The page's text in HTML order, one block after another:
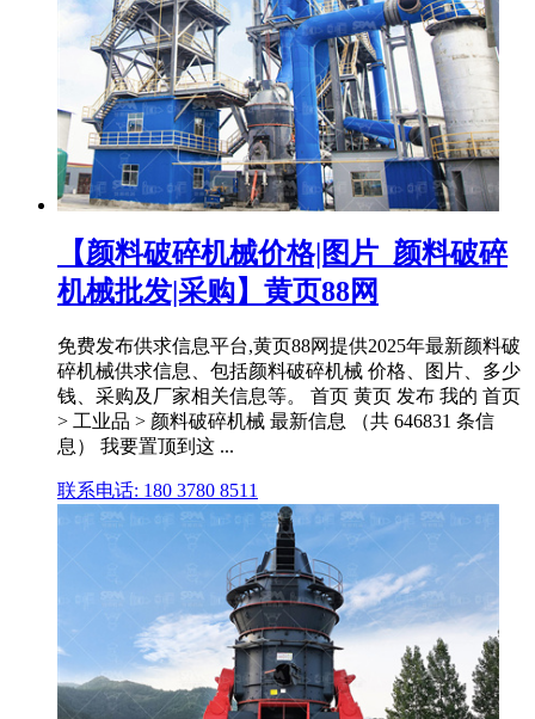
【颜料破碎机械价格|图片_颜料破碎
机械批发|采购】黄页88网
免费发布供求信息平台,黄页88网提供2025年最新颜料破
碎机械供求信息、包括颜料破碎机械 价格、图片、多少
钱、采购及厂家相关信息等。 首页 黄页 发布 我的 首页
> 工业品 > 颜料破碎机械 最新信息 （共 646831 条信
息） 我要置顶到这 ...
联系电话: 180 3780 8511